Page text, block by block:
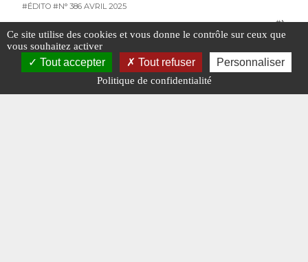
#ÉDITO #N° 386 AVRIL 2025
#N° 386
#RURALIES
Ce site utilise des cookies et vous donne le contrôle sur ceux que
vous souhaitez activer
Tout accepter Tout refuser Personnaliser
Politique de confidentialité